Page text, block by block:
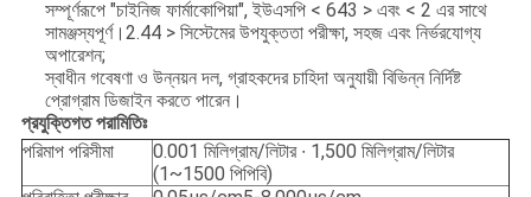
সম্পূর্ণরূপে "চাইনিজ ফার্মাকোপিয়া", ইউএসপি < 643 > এবং < 2 এর সাথে
সামঞ্জস্যপূর্ণ।2.44 > সিস্টেমের উপযুক্ততা পরীক্ষা, সহজ এবং নির্ভরযোগ্য
অপারেশন;
স্বাধীন গবেষণা ও উন্নয়ন দল, গ্রাহকদের চাহিদা অনুযায়ী বিভিন্ন নির্দিষ্ট
প্রোগ্রাম ডিজাইন করতে পারেন।
প্রযুক্তিগত পরামিতিঃ
পরিমাপ পরিসীমা
0.001 মিলিগ্রাম/লিটার ∙ 1,500 মিলিগ্রাম/লিটার
(1~1500 পিপিবি)